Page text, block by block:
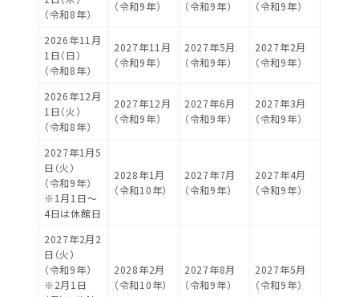
（令和8年）
（令和9年）
（令和9年）
（令和9年）
2026年11月
1日（日）
（令和8年）
2027年11月
（令和9年）
2027年5月
（令和9年）
2027年2月
（令和9年）
2026年12月
1日（火）
（令和8年）
2027年12月
（令和9年）
2027年6月
（令和9年）
2027年3月
（令和9年）
2027年1月5
日（火）
（令和9年）
※1月1日～
4日は休館日
2028年1月
（令和10年）
2027年7月
（令和9年）
2027年4月
（令和9年）
2027年2月2
日（火）
（令和9年）
※2月1日
2028年2月
（令和10年）
2027年8月
（令和9年）
2027年5月
（令和9年）